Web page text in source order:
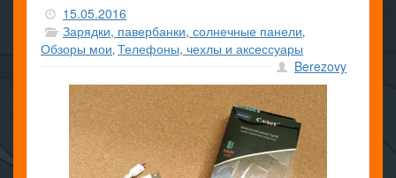
15.05.2016
Зарядки, павербанки, солнечные панели,
Обзоры мои, Телефоны, чехлы и аксессуары
Berezovy